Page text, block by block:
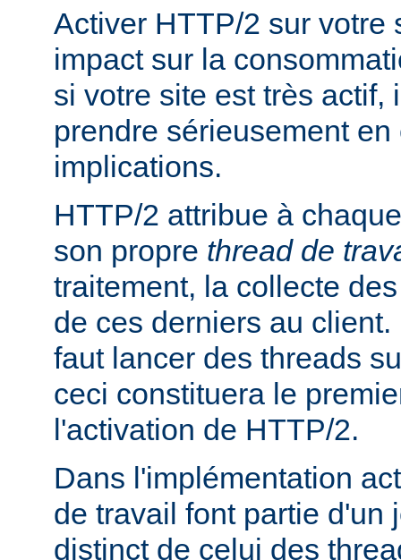
Activer HTTP/2 sur votre
impact sur la
si votre site est très actif,
prendre sérieusement
implications.
HTTP/2 attribue à
son propre thread de
traitement, la collecte
de ces derniers au
faut lancer des threads
ceci constituera le
l'activation de HTTP/2.
Dans l'implémentation
de travail font partie d'un
distinct de celui des